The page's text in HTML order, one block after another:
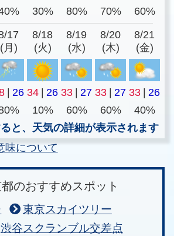
30% 80% 70% 60%
17
(月)
8/18
(火)
8/19
(水)
8/20
(木)
8/21
(金)
26 34 26 33 27 33 27 33
26
10% 60% 60%
40%
と、天気の詳細が表示されます
味について
のおすすめスポット
東京スカイツリー
渋谷スクランブル交差点